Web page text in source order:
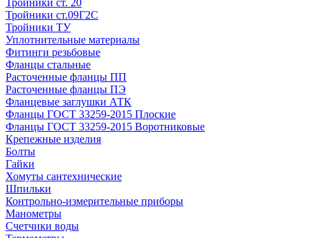
Тройники ст.09Г2С
Тройники ТУ
Уплотнительные материалы
Фитинги резьбовые
Фланцы стальные
Расточенные фланцы ПП
Расточенные фланцы ПЭ
Фланцевые заглушки АТК
Фланцы ГОСТ 33259-2015 Плоские
Фланцы ГОСТ 33259-2015 Воротниковые
Крепежные изделия
Болты
Гайки
Хомуты сантехнические
Шпильки
Контрольно-измерительные приборы
Манометры
Счетчики воды